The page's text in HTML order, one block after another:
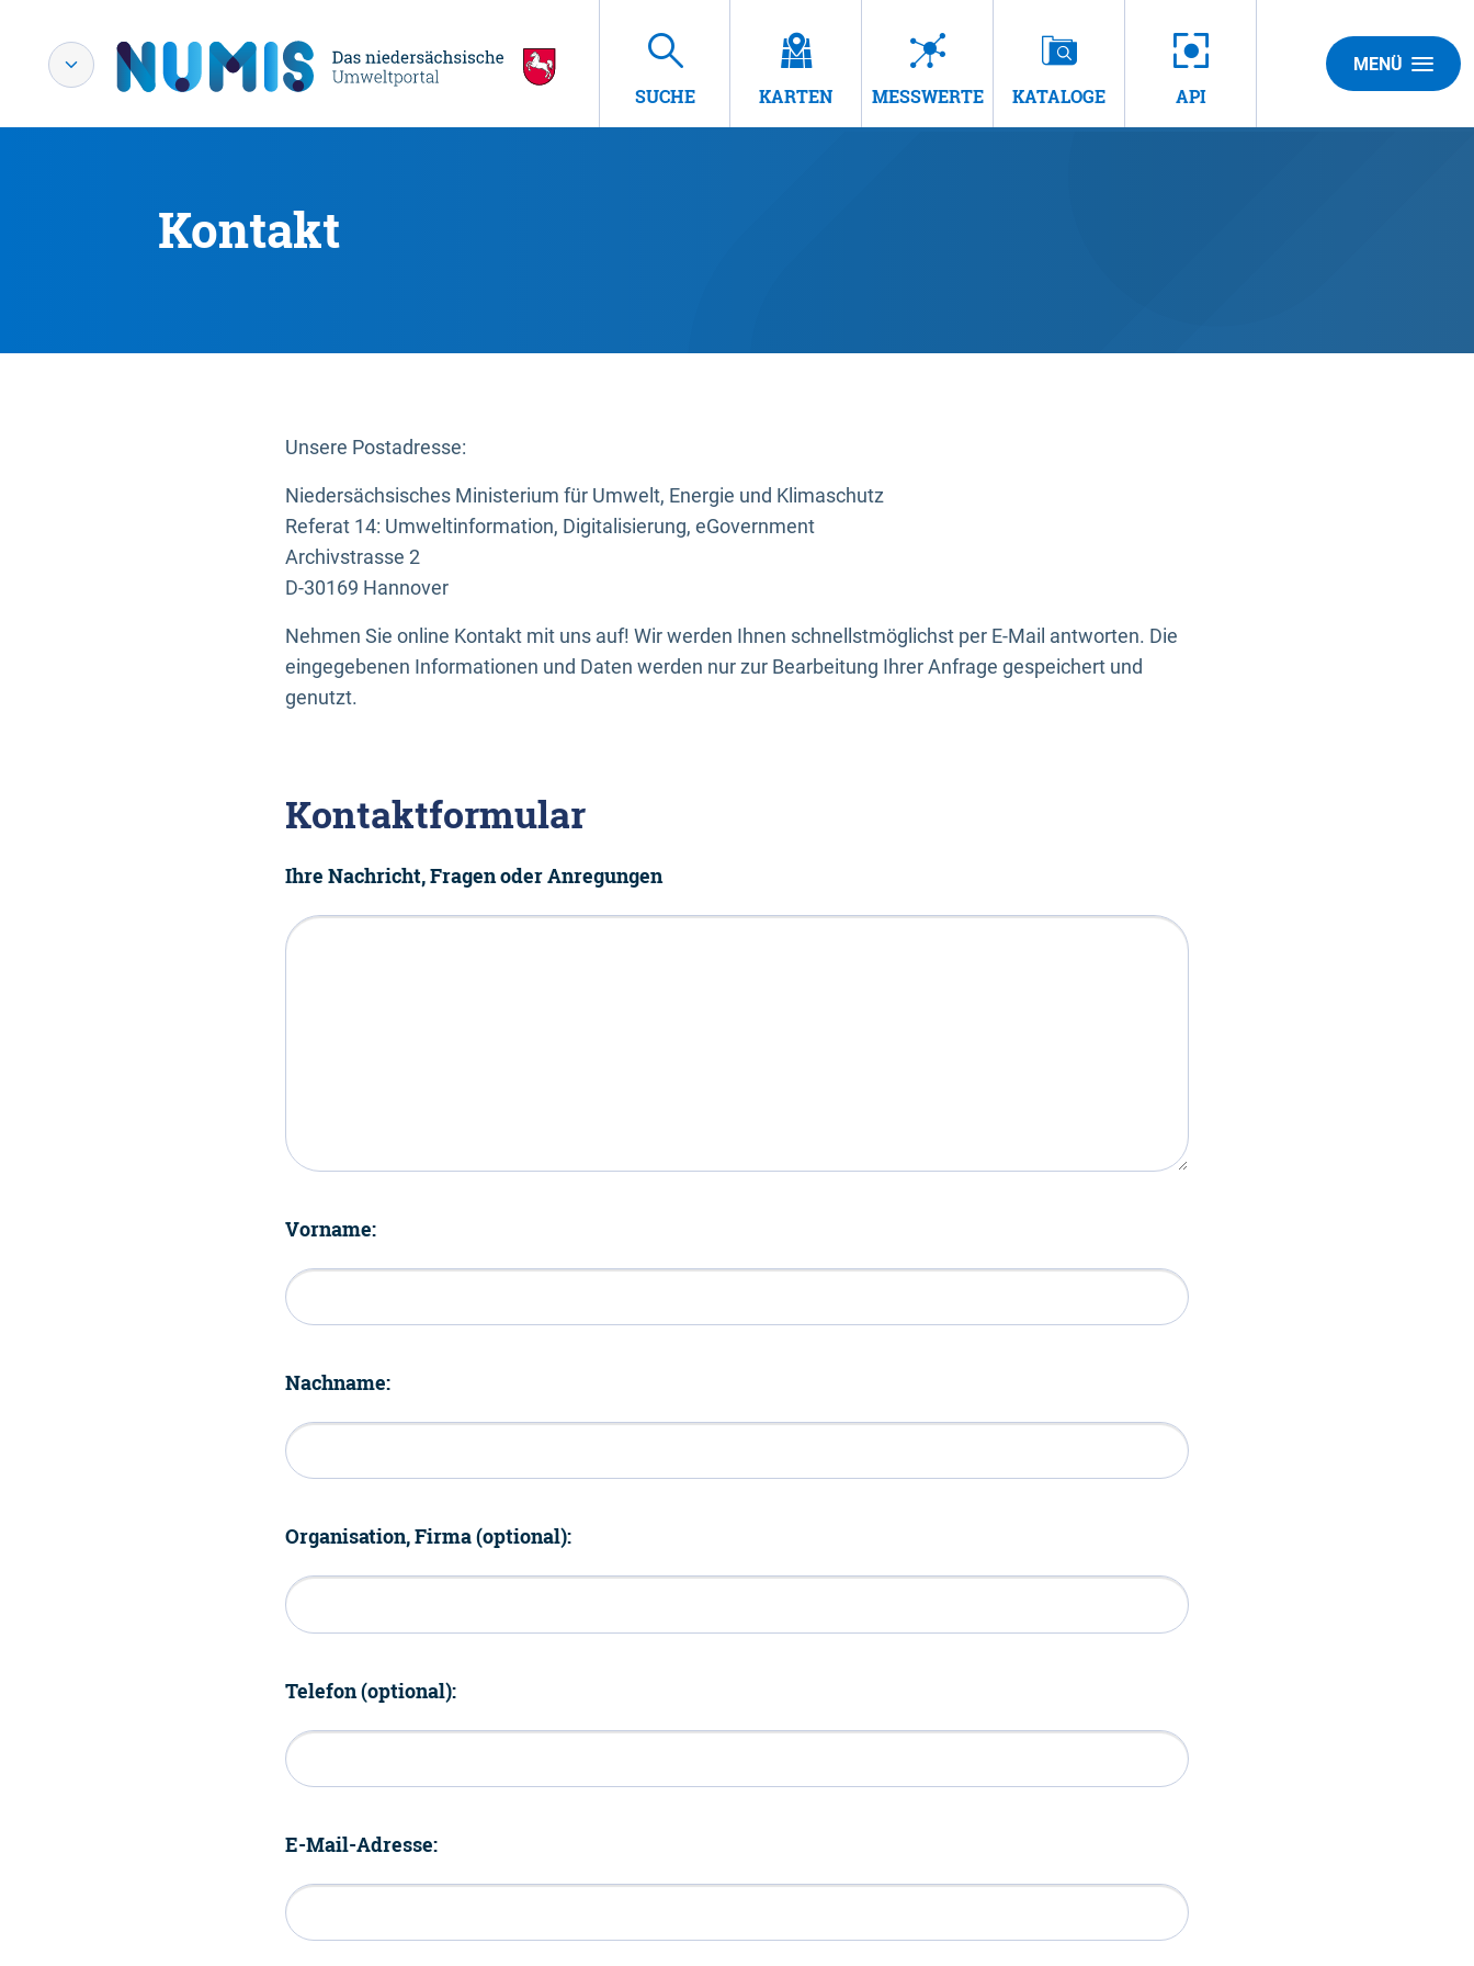
SUCHE KARTEN MESSWERTE KATALOGE API
MENÜ
Kontakt
Unsere Postadresse:
Niedersächsisches Ministerium für Umwelt, Energie und Klimaschutz
Referat 14: Umweltinformation, Digitalisierung, eGovernment
Archivstrasse 2
D-30169 Hannover
Nehmen Sie online Kontakt mit uns auf! Wir werden Ihnen schnellstmöglichst per E-Mail antworten. Die
eingegebenen Informationen und Daten werden nur zur Bearbeitung Ihrer Anfrage gespeichert und
genutzt.
Kontaktformular
Ihre Nachricht, Fragen oder Anregungen
Vorname:
Nachname:
Organisation, Firma (optional):
Telefon (optional):
E-Mail-Adresse: